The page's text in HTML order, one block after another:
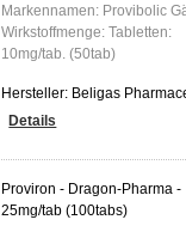
Markennamen: Provibolic
Wirkstoffmenge: Tabletten:
10mg/tab. (50tab)
Hersteller: Beligas
Details
Proviron - Dragon-Pharma -
25mg/tab (100tabs)